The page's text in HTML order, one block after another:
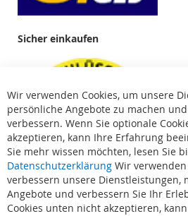
Sicher einkaufen
Wir verwenden Cookies, um unsere
persönliche Angebote zu machen
verbessern. Wenn Sie optionale
akzeptieren, kann Ihre Erfahrung
Sie mehr wissen möchten, lesen Sie
Datenschutzerklärung Wir
verbessern unsere Dienstleistungen,
Angebote und verbessern Sie Ihr
Cookies unten nicht akzeptieren,